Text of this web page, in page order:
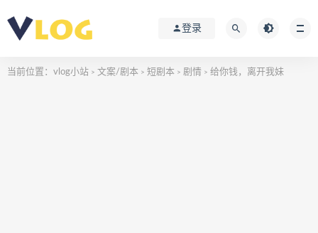
登录
当前位置： vlog小站 > 文案/剧本 > 短剧本 > 剧情 > 给你钱，离开我妹